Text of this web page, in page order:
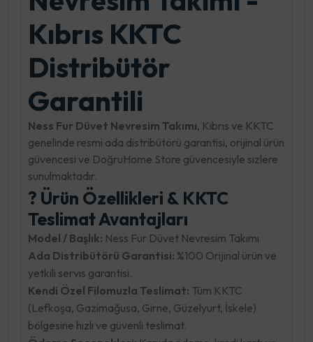
Kıbrıs KKTC
Distribütör
Garantili
Ness Fur Düvet Nevresim Takımı, Kıbrıs ve KKTC
genelinde resmi ada distribütörü garantisi, orijinal ürün
güvencesi ve DoğruHome Store güvencesiyle sizlere
sunulmaktadır.
? Ürün Özellikleri & KKTC
Teslimat Avantajları
Model / Başlık: Ness Fur Düvet Nevresim Takımı
Ada Distribütörü Garantisi: %100 Orijinal ürün ve
yetkili servis garantisi.
Kendi Özel Filomuzla Teslimat: Tüm KKTC
(Lefkoşa, Gazimağusa, Girne, Güzelyurt, İskele)
bölgesine hızlı ve güvenli teslimat.